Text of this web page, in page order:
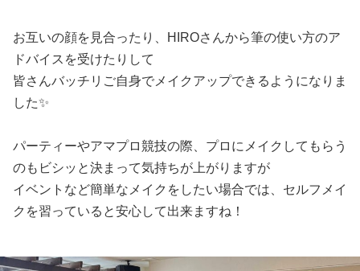
お互いの顔を見合ったり、HIROさんから筆の使い方のア
ドバイスを受けたりして
皆さんバッチリご自身でメイクアップできるようになりま
した✨
パーティーやアマプロ競技の際、プロにメイクしてもらう
のもビシッと決まって気持ちが上がりますが
イベントなど簡単なメイクをしたい場合では、セルフメイ
クを習っていると安心して出来ますね！